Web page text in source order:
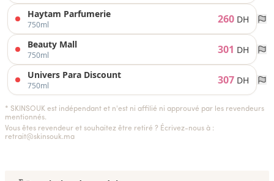
Haytam Parfumerie
750ml 260 DH
Beauty Mall
750ml 301 DH
Univers Para Discount
750ml 307 DH
* SKINSOUK est indépendant et n'est ni affilié ni approuvé par les revendeurs
mentionnés.
Vous êtes revendeur et souhaitez être retiré ? Écrivez-nous à :
retrait@skinsouk.ma